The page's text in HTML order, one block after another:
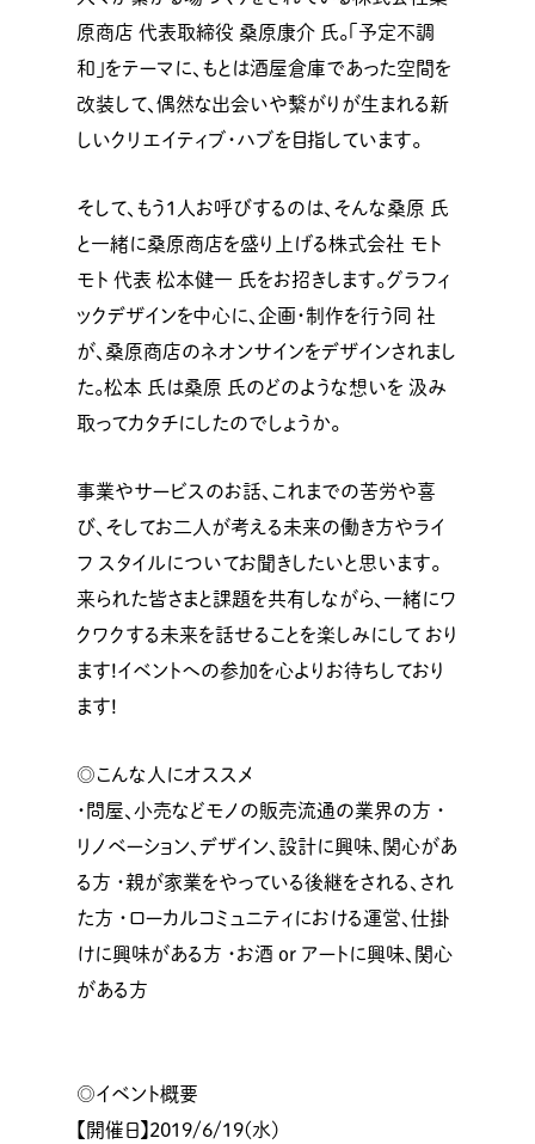
原商店 代表取締役 桑原康介 氏。「予定不調
和」をテーマに、もとは酒屋倉庫であった空間を
改装して、偶然な出会いや繋がりが生まれる新
しいクリエイティブ・ハブを目指しています。
そして、もう1人お呼びするのは、そんな桑原 氏
と一緒に桑原商店を盛り上げる株式会社 モト
モト 代表 松本健一 氏をお招きします。グラフィ
ックデザインを中心に、企画・制作を行う同 社
が、桑原商店のネオンサインをデザインされまし
た。松本 氏は桑原 氏のどのような想いを 汲み
取ってカタチにしたのでしょうか。
事業やサービスのお話、これまでの苦労や喜
び、そしてお二人が考える未来の働き方やライ
フ スタイルについてお聞きしたいと思います。
来られた皆さまと課題を共有しながら、一緒にワ
クワクする未来を話せることを楽しみにして おり
ます!イベントへの参加を心よりお待ちしており
ます!
◎こんな人にオススメ
・問屋、小売などモノの販売流通の業界の方 ・
リノベーション、デザイン、設計に興味、関心があ
る方 ・親が家業をやっている後継をされる、され
た方 ・ローカルコミュニティにおける運営、仕掛
けに興味がある方 ・お酒 or アートに興味、関心
がある方
◎イベント概要
【開催日】2019/6/19(水)